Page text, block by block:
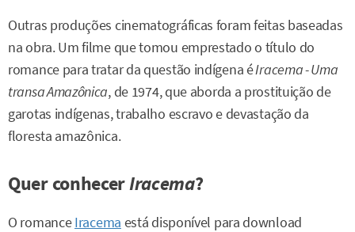
Outras produções cinematográficas foram feitas baseadas
na obra. Um filme que tomou emprestado o título do
romance para tratar da questão indígena éIracema - Uma
transa Amazônica, de 1974, que aborda a prostituição de
garotas indígenas, trabalho escravo e devastação da
floresta amazônica.
Quer conhecerIracema?
O romanceIracema está disponível para download